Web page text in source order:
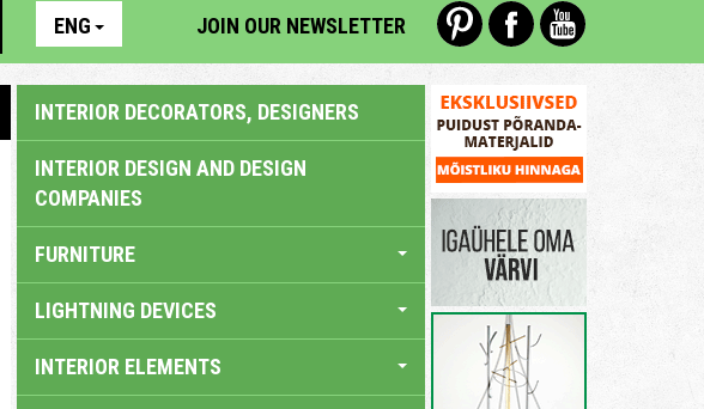
ENG JOIN OUR NEWSLETTER
INTERIOR DECORATORS, DESIGNERS
INTERIOR DESIGN AND DESIGN
COMPANIES
FURNITURE
LIGHTNING DEVICES
INTERIOR ELEMENTS